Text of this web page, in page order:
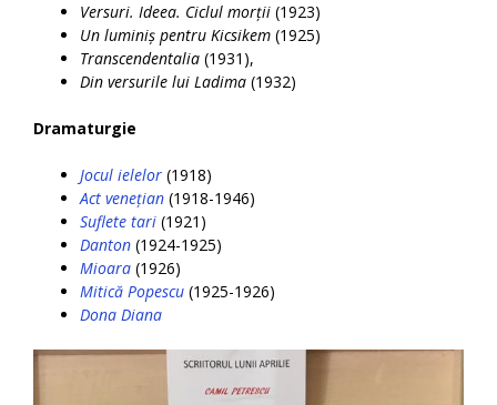
Versuri. Ideea. Ciclul morții (1923)
Un luminiș pentru Kicsikem (1925)
Transcendentalia (1931),
Din versurile lui Ladima (1932)
Dramaturgie
Jocul ielelor (1918)
Act venețian (1918-1946)
Suflete tari (1921)
Danton (1924-1925)
Mioara (1926)
Mitică Popescu (1925-1926)
Dona Diana